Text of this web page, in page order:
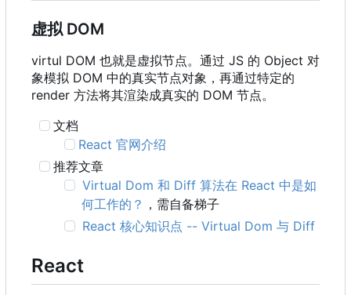
虚拟 DOM
virtul DOM 也就是虚拟节点。通过 JS 的 Object 对
象模拟 DOM 中的真实节点对象，再通过特定的
render 方法将其渲染成真实的 DOM 节点。
文档
React 官网介绍
推荐文章
Virtual Dom 和 Diff 算法在 React 中是如
何工作的？ ，需自备梯子
React 核心知识点 -- Virtual Dom 与 Diff
React